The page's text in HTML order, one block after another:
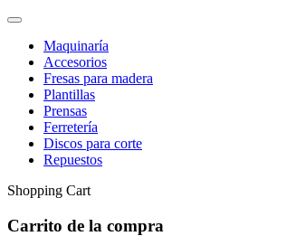
Maquinaría
Accesorios
Fresas para madera
Plantillas
Prensas
Ferretería
Discos para corte
Repuestos
Shopping Cart
Carrito de la compra